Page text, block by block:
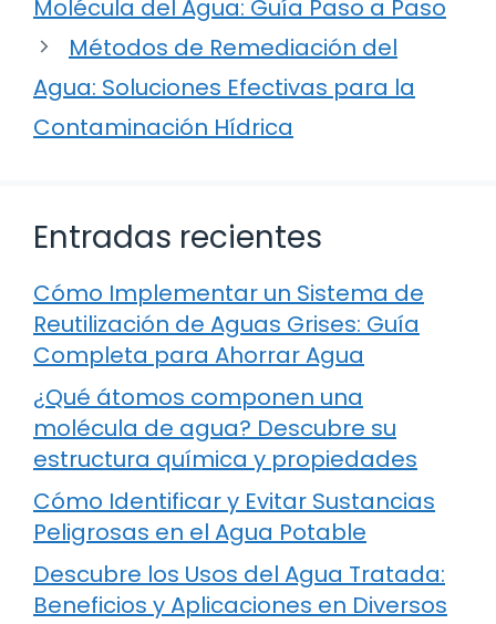
Molécula del Agua: Guía Paso a Paso
Métodos de Remediación del
Agua: Soluciones Efectivas para la
Contaminación Hídrica
Entradas recientes
Cómo Implementar un Sistema de
Reutilización de Aguas Grises: Guía
Completa para Ahorrar Agua
¿Qué átomos componen una
molécula de agua? Descubre su
estructura química y propiedades
Cómo Identificar y Evitar Sustancias
Peligrosas en el Agua Potable
Descubre los Usos del Agua Tratada:
Beneficios y Aplicaciones en Diversos